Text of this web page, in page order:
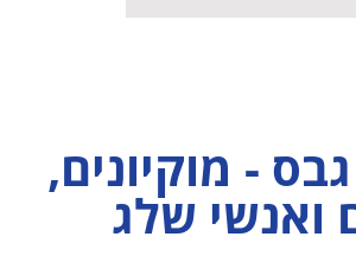
- מוקיונים,
ואנשי שלג